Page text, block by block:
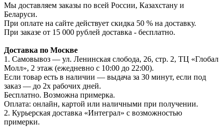
Мы доставляем заказы по всей России, Казахстану и
Беларуси.
При оплате на сайте действует скидка 50 % на доставку.
При заказе от 15 000 рублей доставка - бесплатно.
Доставка по Москве
1. Самовывоз — ул. Ленинская слобода, 26, стр. 2, ТЦ «Глобал
Молл», 2 этаж (ежедневно с 10:00 до 22:00).
Если товар есть в наличии — выдача за 30 минут, если под
заказ — до 2х рабочих дней.
Бесплатно. Возможна примерка.
Оплата: онлайн, картой или наличными при получении.
2. Курьерская доставка «Интеграл» с возможностью
примерки.